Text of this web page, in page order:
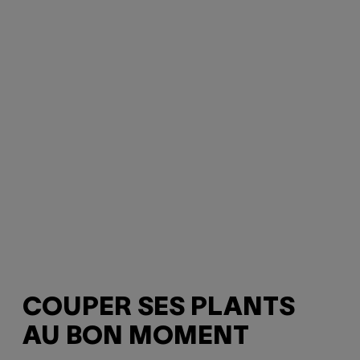
COUPER SES PLANTS
AU BON MOMENT